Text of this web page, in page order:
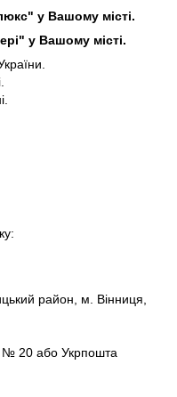
у Вашому місті.
у Вашому місті.
район, м. Вінниця,
№ 20 або Укрпошта